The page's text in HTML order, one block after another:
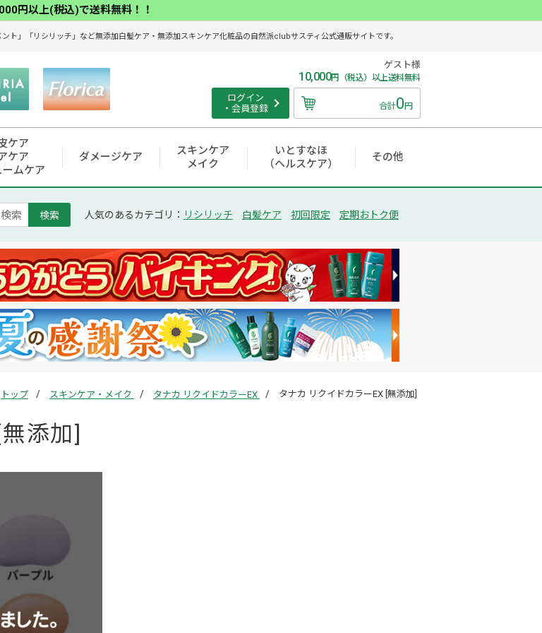
円以上(税込)で送料無料！！
ント」「リシリッチ」など無添加白髪ケア・無添加スキンケア化粧品の自然派clubサスティ公式通販サイトです。
ログイン
・会員登録
ゲスト様
10,000円（税込）以上送料無料
合計0円
ケア
ケア
ムケア
ダメージケア
スキンケア
メイク
いとすなほ
（ヘルスケア）
その他
検索 人気のあるカテゴリ： リシリッチ 白髪ケア 初回限定 定期おトク便
トップ スキンケア・メイク タナカ リクイドカラーEX タナカ リクイドカラーEX [無添加]
添加]